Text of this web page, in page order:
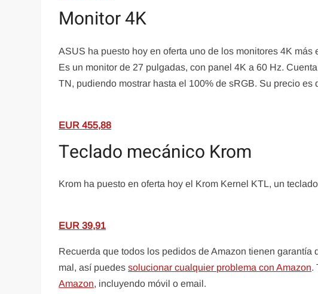
Monitor 4K
ASUS ha puesto hoy en oferta uno de los monitores 4K
Es un monitor de 27 pulgadas, con panel 4K a 60 Hz.
TN, pudiendo mostrar hasta el 100% de sRGB. Su precio es
EUR 455,88
Teclado mecánico Krom
Krom ha puesto en oferta hoy el Krom Kernel KTL, un
EUR 39,91
Recuerda que todos los pedidos de Amazon tienen
mal, así puedessolucionar cualquier problema con Amazon.
Amazon, incluyendo móvil o email.